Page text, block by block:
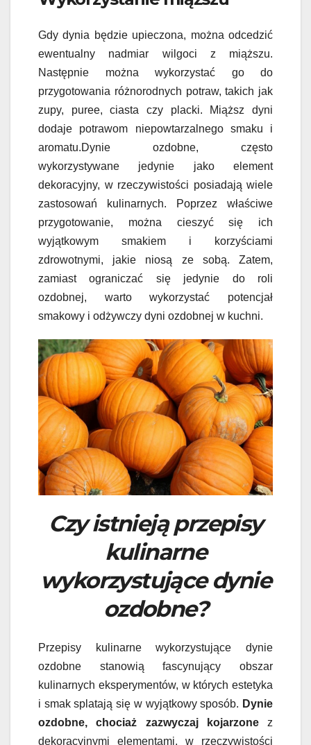
Gdy dynia będzie upieczona, można odcedzić
ewentualny nadmiar wilgoci z miąższu.
Następnie można wykorzystać go do
przygotowania różnorodnych potraw, takich jak
zupy, puree, ciasta czy placki. Miąższ dyni
dodaje potrawom niepowtarzalnego smaku i
aromatu.Dynie ozdobne, często
wykorzystywane jedynie jako element
dekoracyjny, w rzeczywistości posiadają wiele
zastosowań kulinarnych. Poprzez właściwe
przygotowanie, można cieszyć się ich
wyjątkowym smakiem i korzyściami
zdrowotnymi, jakie niosą ze sobą. Zatem,
zamiast ograniczać się jedynie do roli
ozdobnej, warto wykorzystać potencjał
smakowy i odżywczy dyni ozdobnej w kuchni.
Czy istnieją przepisy
kulinarne
wykorzystujące dynie
ozdobne?
Przepisy kulinarne wykorzystujące dynie
ozdobne stanowią fascynujący obszar
kulinarnych eksperymentów, w których estetyka
i smak splatają się w wyjątkowy sposób. Dynie
ozdobne, chociaż zazwyczaj kojarzonez
dekoracyjnymi elementami, w rzeczywistości